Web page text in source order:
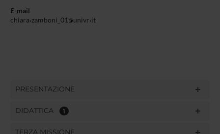
E-mail
chiara zamboni_01 univr it
PRESENTAZIONE
DIDATTICA 1
TERZA MISSIONE